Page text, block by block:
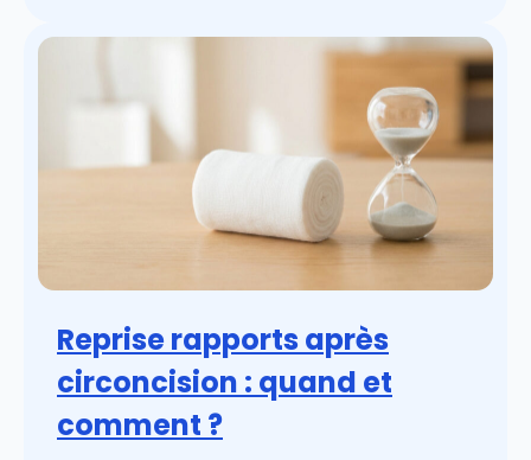
Reprise rapports après
circoncision : quand et
comment ?